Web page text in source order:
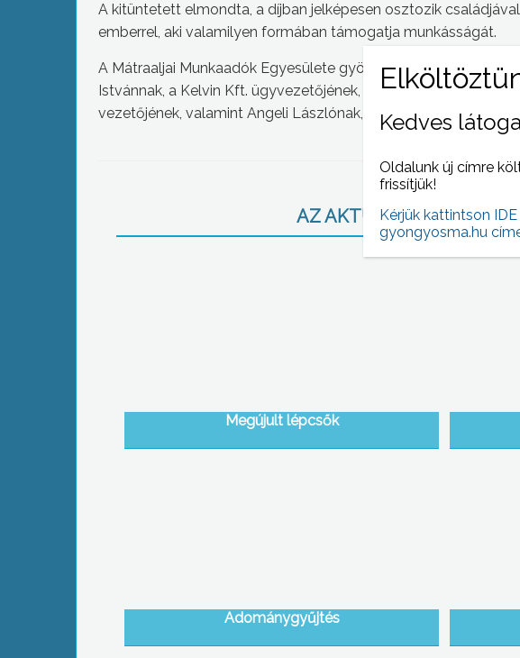
A kitüntetett elmondta, a díjban jelképesen osztozik
emberrel, aki valamilyen formában támogatja munkásságát.
A Mátraaljai Munkaadók Egyesülete gyöngyösi vállalkozókat is
Istvánnak, a Kelvin Kft. ügyvezetőjének, Nagy Róbertnek, a
vezetőjének, valamint Angeli Lászlónak, a MátraCOMP Kft.
AZ AKTUÁLIS NAPI HÍREI
Megújult lépcsők
Adománygyűjtés
Kedves
Oldalunk új címre
frissítjük!
Kérjük kattintson
gyongyosma.hu